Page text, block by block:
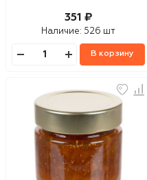
351 ₽
Наличие: 526 шт
В корзину